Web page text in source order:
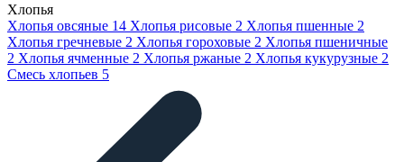
Хлопья
Хлопья овсяные 14 Хлопья рисовые 2 Хлопья пшенные 2
Хлопья гречневые 2 Хлопья гороховые 2 Хлопья пшеничные
2 Хлопья ячменные 2 Хлопья ржаные 2 Хлопья кукурузные 2
Смесь хлопьев 5